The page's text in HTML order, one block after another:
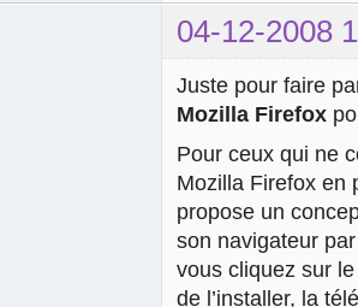
04-12-2008
Juste pour faire
Mozilla Firefox
Pour ceux qui ne
Mozilla Firefox en
propose un
son navigateur
vous cliquez sur
de l’installer, la